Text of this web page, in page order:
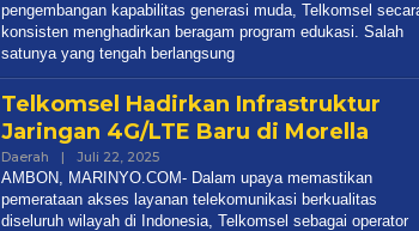
pengembangan kapabilitas generasi muda, Telkomsel
konsisten menghadirkan beragam program edukasi. Salah
satunya yang tengah berlangsung
Telkomsel Hadirkan Infrastruktur
Jaringan 4G/LTE Baru di Morella
Daerah | Juli 22, 2025
Marinyo
AMBON, MARINYO.COM- Dalam upaya memastikan
pemerataan akses layanan telekomunikasi berkualitas
diseluruh wilayah di Indonesia, Telkomsel sebagai operator